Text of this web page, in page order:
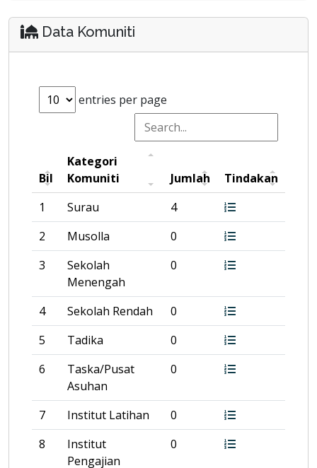
Data Komuniti
entries per page
Bil
Kategori
Komuniti
Jumlah
Tindakan
1
Surau
4
2
Musolla
0
3
Sekolah
Menengah
0
4 Sekolah Rendah
0
5
Tadika
0
6
Taska/Pusat
Asuhan
0
7 Institut Latihan
0
8
Institut
Pengajian
0